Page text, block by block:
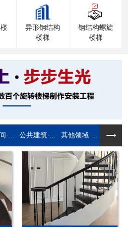
异形钢结构
楼梯
钢结构螺旋
楼梯
·... 公共建筑·... 其他领域·...